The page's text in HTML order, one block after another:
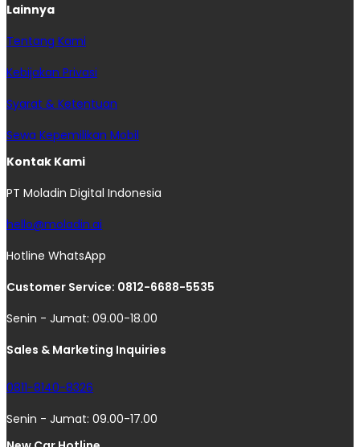
Lainnya
Tentang Kami
Kebijakan Privasi
Syarat & Ketentuan
Sewa Kepemilikan Mobil
Kontak Kami
PT Moladin Digital Indonesia
hello@moladin.ai
Hotline WhatsApp
Customer Service: 0812-6688-5535
Senin - Jumat: 09.00-18.00
Sales & Marketing Inquiries
0811-8140-8326
Senin - Jumat: 09.00-17.00